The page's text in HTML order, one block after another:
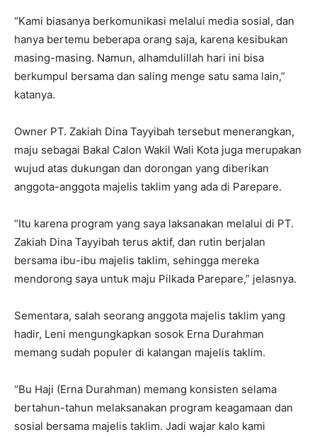
“Kami biasanya berkomunikasi melalui media sosial, dan
hanya bertemu beberapa orang saja, karena kesibukan
masing-masing. Namun, alhamdulillah hari ini bisa
berkumpul bersama dan saling menge satu sama lain,”
katanya.
Owner PT. Zakiah Dina Tayyibah tersebut menerangkan,
maju sebagai Bakal Calon Wakil Wali Kota juga merupakan
wujud atas dukungan dan dorongan yang diberikan
anggota-anggota majelis taklim yang ada di Parepare.
“Itu karena program yang saya laksanakan melalui di PT.
Zakiah Dina Tayyibah terus aktif, dan rutin berjalan
bersama ibu-ibu majelis taklim, sehingga mereka
mendorong saya untuk maju Pilkada Parepare,” jelasnya.
Sementara, salah seorang anggota majelis taklim yang
hadir, Leni mengungkapkan sosok Erna Durahman
memang sudah populer di kalangan majelis taklim.
“Bu Haji (Erna Durahman) memang konsisten selama
bertahun-tahun melaksanakan program keagamaan dan
sosial bersama majelis taklim. Jadi wajar kalo kami